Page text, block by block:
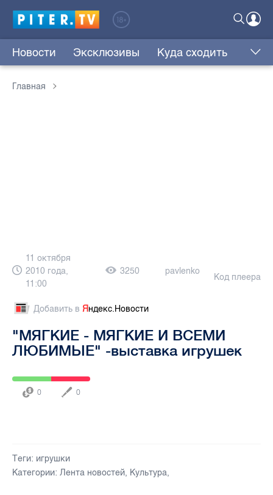
Новости Эксклюзивы Куда сходить
Главная
11 октября
2010 года,
11:00
3250 pavlenko
Код плеера
Добавить в Яндекс.Новости
"МЯГКИЕ - МЯГКИЕ И ВСЕМИ
ЛЮБИМЫЕ" -выставка игрушек
0 0
Теги: игрушки
Категории: Лента новостей, Культура,